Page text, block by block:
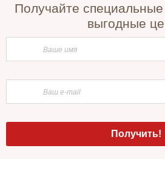
Получайте
выгодные